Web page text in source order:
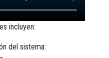
incluyen:
del sistema: